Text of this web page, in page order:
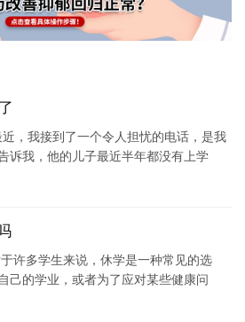
，我接到了一个令人担忧的电话，是我
诉我，他的儿子最近半年都没有上学
许多学生来说，休学是一种常见的选
己的学业，或者为了应对某些健康问